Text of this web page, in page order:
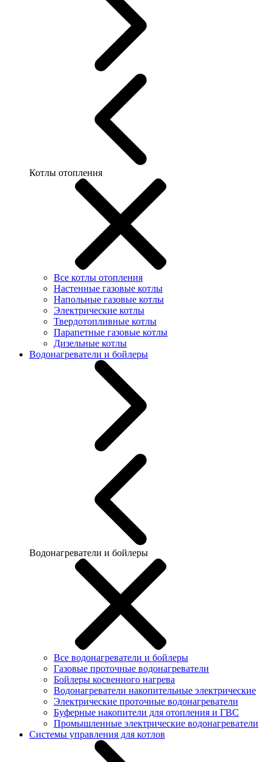
Котлы отопления
Все котлы отопления
Настенные газовые котлы
Напольные газовые котлы
Электрические котлы
Твердотопливные котлы
Парапетные газовые котлы
Дизельные котлы
Водонагреватели и бойлеры
Водонагреватели и бойлеры
Все водонагреватели и бойлеры
Газовые проточные водонагреватели
Бойлеры косвенного нагрева
Водонагреватели накопительные электрические
Электрические проточные водонагреватели
Буферные накопители для отопления и ГВС
Промышленные электрические водонагреватели
Системы управления для котлов